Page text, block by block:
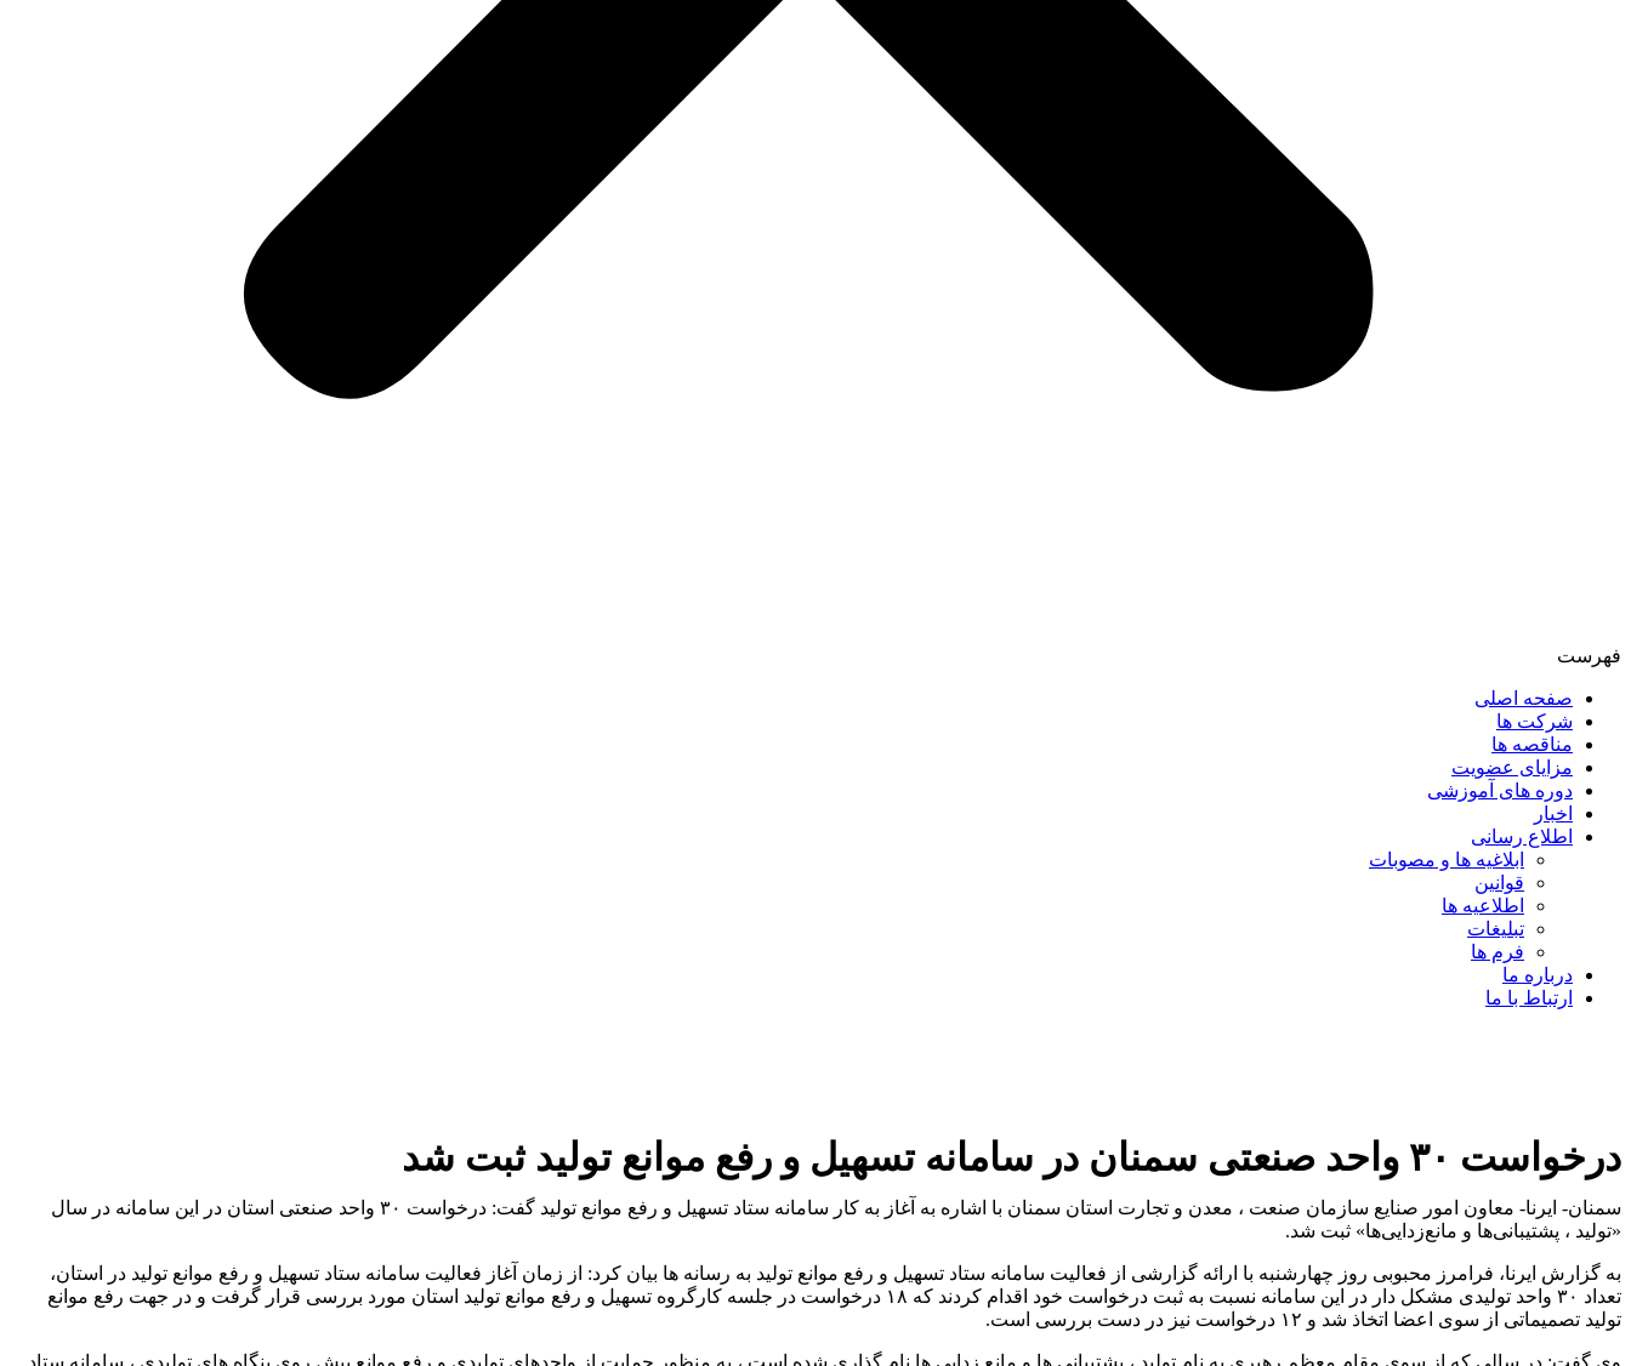
فهرست
صفحه اصلی
شرکت ها
مناقصه ها
مزایای عضویت
دوره های آموزشی
اخبار
اطلاع رسانی
ابلاغیه ها و مصوبات
قوانین
اطلاعیه ها
تبلیغات
فرم ها
درباره ما
ارتباط با ما
درخواست ۳۰ واحد صنعتی سمنان در سامانه تسهیل و رفع موانع تولید ثبت شد
سمنان- ایرنا- معاون امور صنایع سازمان صنعت ، معدن و تجارت استان سمنان با اشاره به آغاز به کار سامانه ستاد تسهیل و رفع موانع تولید گفت: درخواست ۳۰ واحد صنعتی استان در این سامانه در سال
«تولید ، پشتیبانی‌ها و مانع‌زدایی‌ها» ثبت شد.
به گزارش ایرنا، فرامرز محبوبی روز چهارشنبه با ارائه گزارشی از فعالیت سامانه ستاد تسهیل و رفع موانع تولید به رسانه ها بیان کرد: از زمان آغاز فعالیت سامانه ستاد تسهیل و رفع موانع تولید در استان،
تعداد ۳۰ واحد تولیدی مشکل دار در این سامانه نسبت به ثبت درخواست خود اقدام کردند که ۱۸ درخواست در جلسه کارگروه تسهیل و رفع موانع تولید استان مورد بررسی قرار گرفت و در جهت رفع موانع
تولید تصمیماتی از سوی اعضا اتخاذ شد و ۱۲ درخواست نیز در دست بررسی است.
وی گفت: در سالی که از سوی مقام معظم رهبری به نام تولید ، پشتیبانی ها و مانع زدایی ها نام گذاری شده است ، به منظور حمایت از واحدهای تولیدی و رفع موانع پیش روی بنگاه های تولیدی ، سامانه ستاد